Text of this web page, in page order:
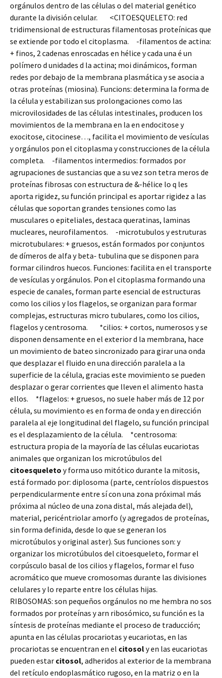
orgánulos dentro de las células o del material genético
durante la división celular. <CITOESQUELETO: red
tridimensional de estructuras filamentosas proteínicas que
se extiende por todo el citoplasma. -filamentos de actina:
+ finos, 2 cadenas enroscadas en hélice y cada una é un
polímero d unidades d la actina; moi dinámicos, forman
redes por debajo de la membrana plasmática y se asocia a
otras proteínas (miosina). Funcions: determina la forma de
la célula y estabilizan sus prolongaciones como las
microvilosidades de las células intestinales, producen los
movimientos de la membrana en la en endocitose y
exocitose, citocinese…, facilita el movimiento de vesículas
y orgánulos pon el citoplasma y construcciones de la célula
completa. -filamentos intermedios: formados por
agrupaciones de sustancias que a su vez son tetra meros de
proteínas fibrosas con estructura de &-hélice lo q les
aporta rigidez, su función principal es aportar rigidez a las
células que soportan grandes tensiones como las
musculares o epiteliales, destaca queratinas, laminas
mucleares, neurofilamentos. -microtubulos y estruturas
microtubulares: + gruesos, están formados por conjuntos
de dímeros de alfa y beta- tubulina que se disponen para
formar cilindros huecos. Funciones: facilita en el transporte
de vesículas y orgánulos. Pon el citoplasma formando una
especie de canales, forman parte esencial de estructuras
como los cilios y los flagelos, se organizan para formar
complejas, estructuras micro tubulares, como los cilios,
flagelos y centrosoma. *cilios: + cortos, numerosos y se
disponen densamente en el exterior d la membrana, hace
un movimiento de bateo sincronizado para girar una onda
que desplazar el fluido en una dirección paralela a la
superficie de la célula, gracias este movimiento se pueden
desplazar o gerar corrientes que lleven el alimento hasta
ellos. *flagelos: + gruesos, no suele haber más de 12 por
célula, su movimiento es en forma de onda y en dirección
paralela al eje longitudinal del flagelo, su función principal
es el desplazamiento de la célula. *centrosoma:
estructura propia de la mayoría de las células eucariotas
animales que organizan los microtúbulos del
citoesqueleto y forma uso mitótico durante la mitosis,
está formado por: diplosoma (parte, centríolos dispuestos
perpendicularmente entre sí con una zona próximal más
próxima al núcleo de una zona distal, más alejada del),
material, pericéntriolar amorfo (y agregados de proteínas,
sin forma definida, desde lo que se generan los
microtúbulos y original aster). Sus funciones son: y
organizar los microtúbulos del citoesqueleto, formar el
corpúsculo basal de los cilios y flagelos, formar el fuso
acromático que mueve cromosomas durante las divisiones
celulares y lo reparte entre los células hijas.
RIBOSOMAS: son pequeños orgánulos no me hembra no sos
formados por proteínas y arn ribosómico, su función es la
síntesis de proteínas mediante el proceso de traducción;
apunta en las células procariotas y eucariotas, en las
procariotas se encuentran en el citosoly en las eucariotas
pueden estar citosol, adheridos al exterior de la membrana
del retículo endoplasmático rugoso, en la matriz o en la